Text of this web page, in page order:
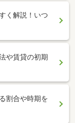
く解説！いつ
や賃貸の初期
割合や時期を